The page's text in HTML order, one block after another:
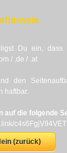
Du ein, dass
/ .de / .at
den
haftbar.
auf die folgende
(zurück)